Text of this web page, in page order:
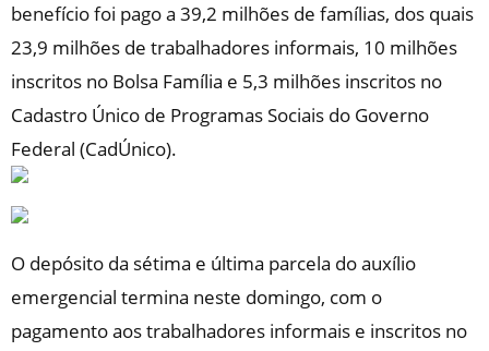
benefício foi pago a 39,2 milhões de famílias, dos quais
23,9 milhões de trabalhadores informais, 10 milhões
inscritos no Bolsa Família e 5,3 milhões inscritos no
Cadastro Único de Programas Sociais do Governo
Federal (CadÚnico).
O depósito da sétima e última parcela do auxílio
emergencial termina neste domingo, com o
pagamento aos trabalhadores informais e inscritos no